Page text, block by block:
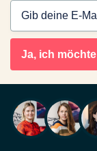
Ja, ich